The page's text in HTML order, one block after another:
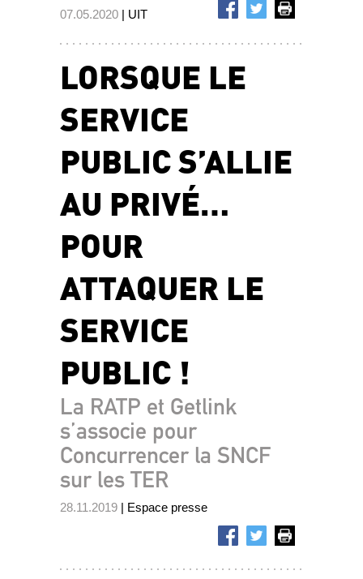
07.05.2020 | UIT
LORSQUE LE
SERVICE
PUBLIC S’ALLIE
AU PRIVÉ…
POUR
ATTAQUER LE
SERVICE
PUBLIC !
La RATP et Getlink
s’associe pour
Concurrencer la SNCF
sur les TER
28.11.2019 | Espace presse